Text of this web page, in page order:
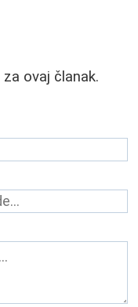
ovaj članak.